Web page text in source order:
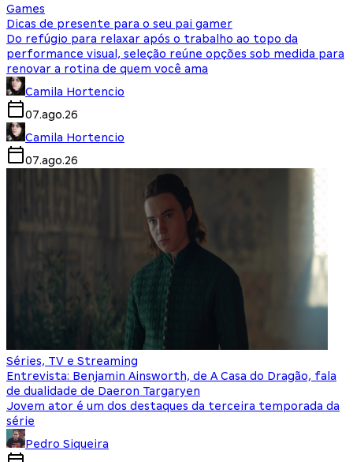
Games
Dicas de presente para o seu pai gamer
Do refúgio para relaxar após o trabalho ao topo da
performance visual, seleção reúne opções sob medida para
renovar a rotina de quem você ama
Camila Hortencio
07.ago.26
Camila Hortencio
07.ago.26
Séries, TV e Streaming
Entrevista: Benjamin Ainsworth, de A Casa do Dragão, fala
de dualidade de Daeron Targaryen
Jovem ator é um dos destaques da terceira temporada da
série
Pedro Siqueira